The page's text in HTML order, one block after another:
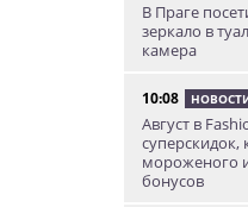
В Праге
зеркало в
камера
10:08
Август в
суперскидок,
мороженого
бонусов